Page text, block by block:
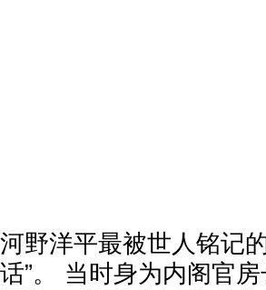
河野洋平最被世人铭记
话”。 当时身为内阁官